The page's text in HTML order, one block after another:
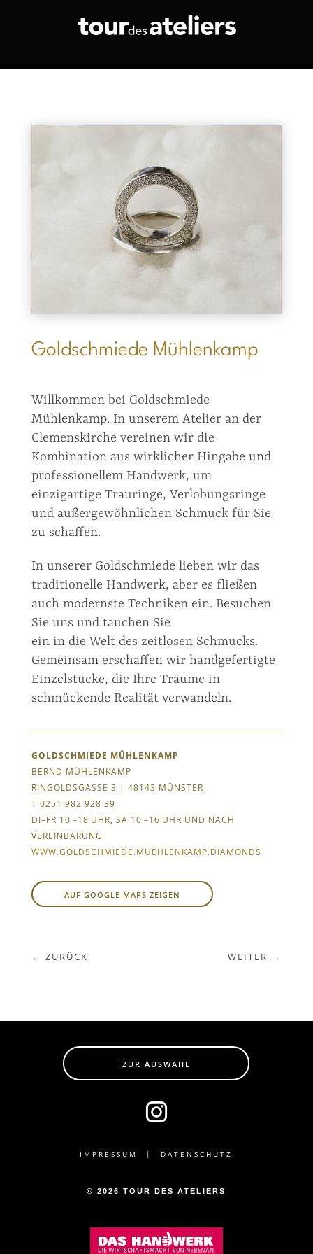
Goldschmiede Mühlenkamp
Willkommen bei Goldschmiede
Mühlenkamp. In unserem Atelier an der
Clemenskirche vereinen wir die
Kombination aus wirklicher Hingabe und
professionellem Handwerk, um
einzigartige Trauringe, Verlobungsringe
und außergewöhnlichen Schmuck für Sie
zu schaffen.
In unserer Goldschmiede lieben wir das
traditionelle Handwerk, aber es fließen
auch modernste Techniken ein. Besuchen
Sie uns und tauchen Sie
ein in die Welt des zeitlosen Schmucks.
Gemeinsam erschaffen wir handgefertigte
Einzelstücke, die Ihre Träume in
schmückende Realität verwandeln.
GOLDSCHMIEDE MÜHLENKAMP
BERND MÜHLENKAMP
RINGOLDSGASSE 3 | 48143 MÜNSTER
T 0251 ‌982 928 39
DI–FR 10 –18 UHR, SA 10 –16 UHR UND NACH
VEREINBARUNG
WWW.GOLDSCHMIEDE.MUEHLENKAMP.DIAMONDS
AUF GOOGLE MAPS ZEIGEN
WEITER
ZURÜCK
ZUR AUSWAHL

IMPRESSUM | DATENSCHUTZ
© 2026 TOUR DES ATELIERS